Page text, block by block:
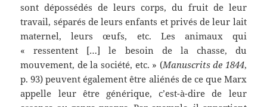
sont dépossédés de leurs corps, du fruit de leur
travail, séparés de leurs enfants et privés de leur lait
maternel, leurs œufs, etc. Les animaux qui
« ressentent […] le besoin de la chasse, du
mouvement, de la société, etc. » (Manuscrits de 1844,
p. 93) peuvent également être aliénés de ce que Marx
appelle leur être générique, c’est-à-dire de leur